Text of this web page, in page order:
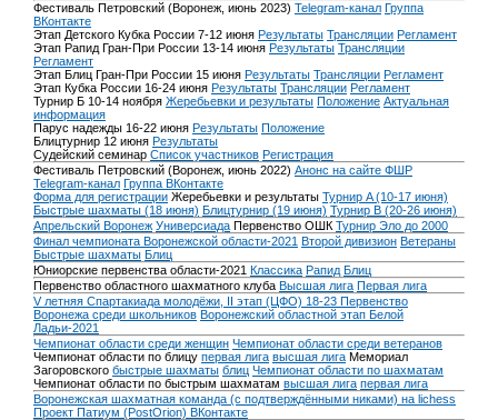
Фестиваль Петровский (Воронеж, июнь 2023) Telegram-канал Группа
ВКонтакте
Этап Детского Кубка России 7-12 июня Результаты Трансляции Регламент
Этап Рапид Гран-При России 13-14 июня Результаты Трансляции
Регламент
Этап Блиц Гран-При России 15 июня Результаты Трансляции Регламент
Этап Кубка России 16-24 июня Результаты Трансляции Регламент
Турнир Б 10-14 ноября Жеребьевки и результаты Положение Актуальная
информация
Парус надежды 16-22 июня Результаты Положение
Блицтурнир 12 июня Результаты
Судейский семинар Список участников Регистрация
Фестиваль Петровский (Воронеж, июнь 2022) Анонс на сайте ФШР
Telegram-канал Группа ВКонтакте
Форма для регистрации Жеребьевки и результаты Турнир A (10-17 июня)
Быстрые шахматы (18 июня) Блицтурнир (19 июня) Турнир B (20-26 июня)
Апрельский Воронеж Универсиада Первенство ОШК Турнир Эло до 2000
Финал чемпионата Воронежской области-2021 Второй дивизион Ветераны
Быстрые шахматы Блиц
Юниорские первенства области-2021 Классика Рапид Блиц
Первенство областного шахматного клуба Высшая лига Первая лига
V летняя Спартакиада молодёжи, II этап (ЦФО) 18-23 Первенство
Воронежа среди школьников Воронежский областной этап Белой
Ладьи-2021
Чемпионат области среди женщин Чемпионат области среди ветеранов
Чемпионат области по блицу первая лига высшая лига Мемориал
Загоровского быстрые шахматы блиц Чемпионат области по шахматам
Чемпионат области по быстрым шахматам высшая лига первая лига
Воронежская шахматная команда (с подтверждёнными никами) на lichess
Проект Патиум (PostOrion) ВКонтакте